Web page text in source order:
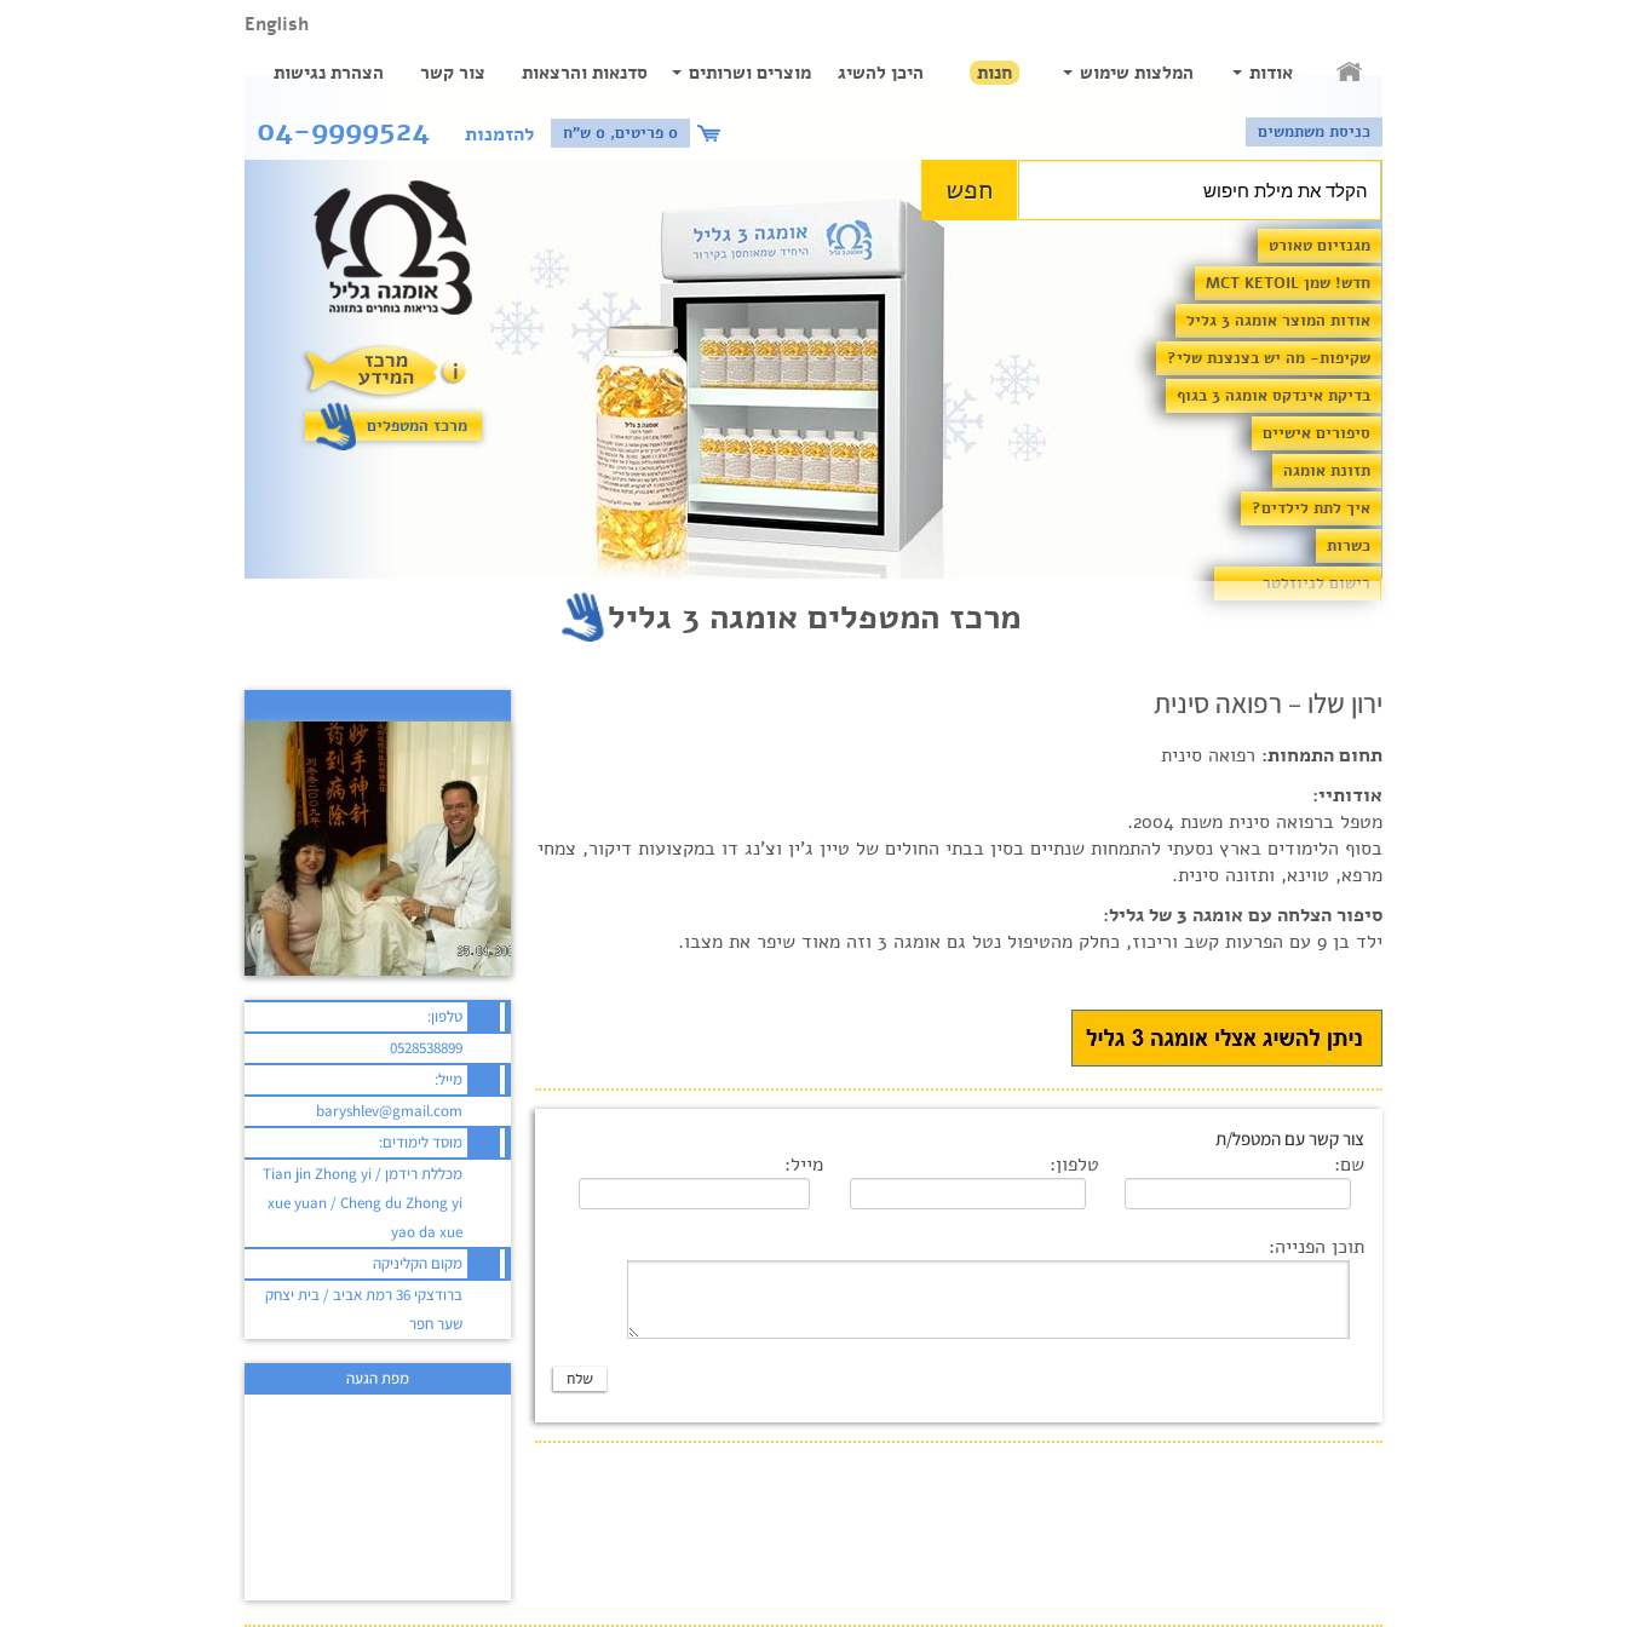
English
אודות
המלצות שימוש חנות היכן להשיג מוצרים ושרותים סדנאות והרצאות צור קשר הצהרת נגישות
כניסת משתמשים 0 פריטים, 0 ש"ח להזמנות 04-9999524
מגנזיום טאורט
חדש! שמן MCT KETOIL
אודות המוצר אומגה 3 גליל
שקיפות- מה יש בצנצנת שלי?
בדיקת אינדקס אומגה 3 בגוף
סיפורים אישיים
תזונת אומגה
איך לתת לילדים?
כשרות
רישום לניוזלטר
מרכז המטפלים
מרכז המטפלים אומגה 3 גליל
ירון שלו – רפואה סינית
תחום התמחות: רפואה סינית
אודותיי:
מטפל ברפואה סינית משנת 2004.
בסוף הלימודים בארץ נסעתי להתמחות שנתיים בסין בבתי החולים של טיין ג'ין וצ'נג דו במקצועות דיקור, צמחי
מרפא, טוינא, ותזונה סינית.
סיפור הצלחה עם אומגה 3 של גליל:
ילד בן 9 עם הפרעות קשב וריכוז, כחלק מהטיפול נטל גם אומגה 3 וזה מאוד שיפר את מצבו.
צור קשר עם המטפל/ת
שם: טלפון: מייל:
תוכן הפנייה:
טלפון:
0528538899
מייל:
baryshlev@gmail.com
מוסד לימודים:
מכללת רידמן / Tian jin Zhong yi
xue yuan / Cheng du Zhong yi
yao da xue
מקום הקליניקה
ברודצקי 36 רמת אביב / בית יצחק
שער חפר
מפת הגעה